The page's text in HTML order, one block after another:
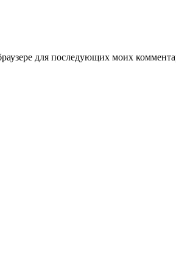
для последующих моих